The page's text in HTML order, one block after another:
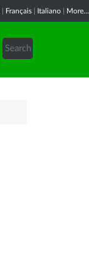
Français Italiano More...